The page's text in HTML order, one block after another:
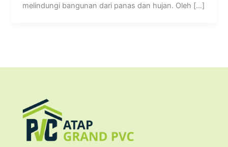
melindungi bangunan dari panas dan hujan. Oleh […]